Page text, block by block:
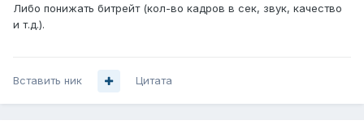
Либо понижать битрейт (кол-во кадров в сек, звук, качество
и т.д.).
Вставить ник Цитата